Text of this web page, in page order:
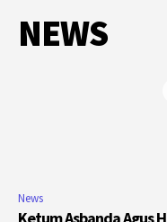
NEWS
News
Ketum Asbanda Agus H